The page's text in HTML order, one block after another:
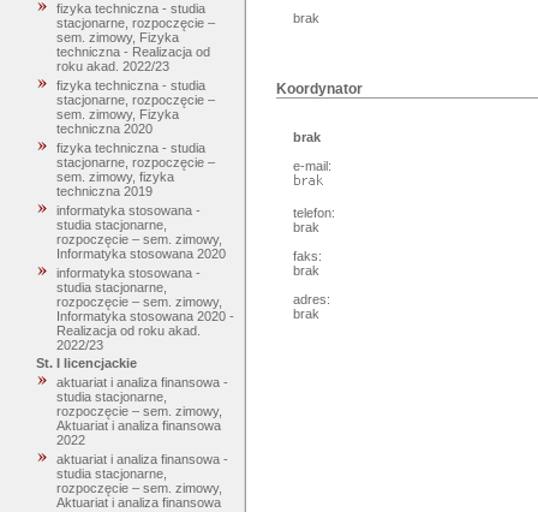
fizyka techniczna - studia
stacjonarne, rozpoczęcie –
sem. zimowy, Fizyka
techniczna - Realizacja od
roku akad. 2022/23
fizyka techniczna - studia
stacjonarne, rozpoczęcie –
sem. zimowy, Fizyka
techniczna 2020
fizyka techniczna - studia
stacjonarne, rozpoczęcie –
sem. zimowy, fizyka
techniczna 2019
informatyka stosowana -
studia stacjonarne,
rozpoczęcie – sem. zimowy,
Informatyka stosowana 2020
informatyka stosowana -
studia stacjonarne,
rozpoczęcie – sem. zimowy,
Informatyka stosowana 2020 -
Realizacja od roku akad.
2022/23
St. I licencjackie
aktuariat i analiza finansowa -
studia stacjonarne,
rozpoczęcie – sem. zimowy,
Aktuariat i analiza finansowa
2022
aktuariat i analiza finansowa -
studia stacjonarne,
rozpoczęcie – sem. zimowy,
Aktuariat i analiza finansowa
brak
Koordynator
brak
e-mail:
telefon:
brak
faks:
brak
adres:
brak